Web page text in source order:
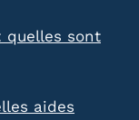
quelles sont
aides